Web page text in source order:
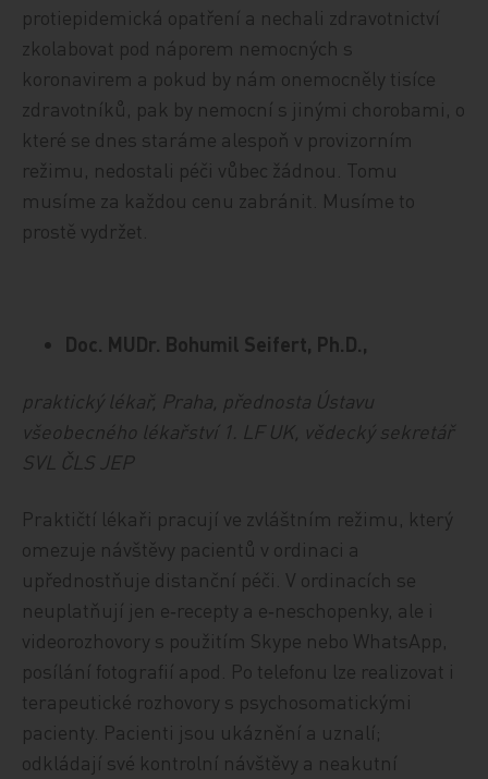
protiepidemická opatření a nechali zdravotnictví
zkolabovat pod náporem nemocných s
koronavirem a pokud by nám onemocněly tisíce
zdravotníků, pak by nemocní s jinými chorobami, o
které se dnes staráme alespoň v provizorním
režimu, nedostali péči vůbec žádnou. Tomu
musíme za každou cenu zabránit. Musíme to
prostě vydržet.
Doc. MUDr. Bohumil Seifert, Ph.D.,
praktický lékař, Praha, přednosta Ústavu
všeobecného lékařství 1. LF UK, vědecký sekretář
SVL ČLS JEP
Praktičtí lékaři pracují ve zvláštním režimu, který
omezuje návštěvy pacientů v ordinaci a
upřednostňuje distanční péči. V ordinacích se
neuplatňují jen e‑recepty a e‑neschopenky, ale i
videorozhovory s použitím Skype nebo WhatsApp,
posílání fotografií apod. Po telefonu lze realizovat i
terapeutické rozhovory s psychosomatickými
pacienty. Pacienti jsou ukáznění a uznalí;
odkládají své kontrolní návštěvy a neakutní